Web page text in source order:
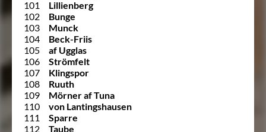
101
Lillienberg
102
Bunge
103
Munck
104
Beck-Friis
105
af Ugglas
106
Strömfelt
107
Klingspor
108
Ruuth
109
Mörner af Tuna
110
von Lantingshausen
111
Sparre
112
Taube